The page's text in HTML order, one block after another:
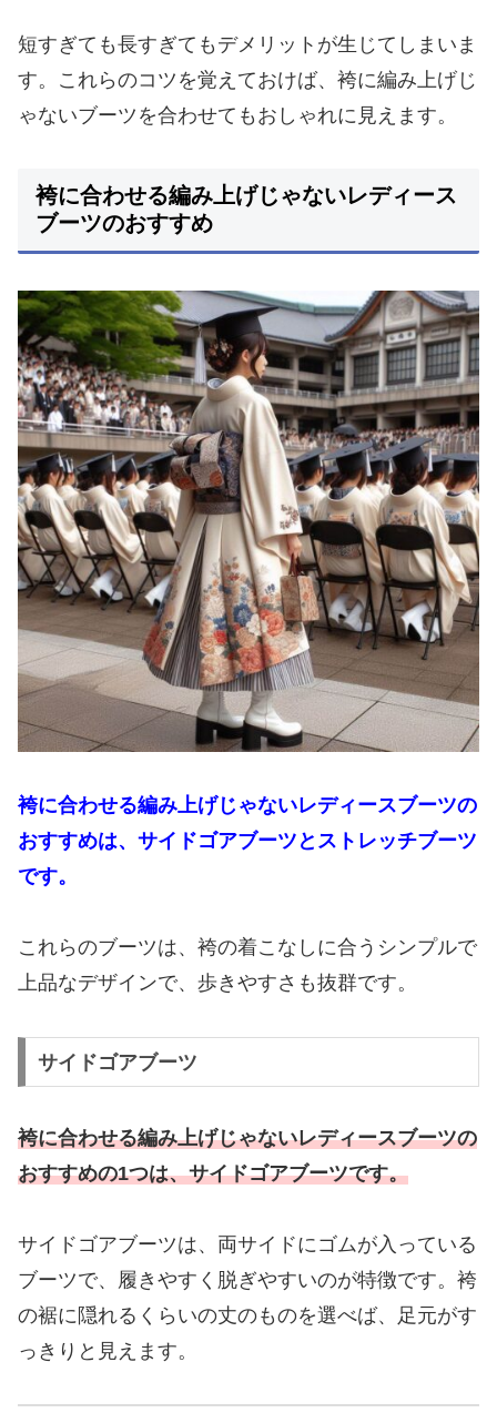
短すぎても長すぎてもデメリットが生じてしまいま
す。これらのコツを覚えておけば、袴に編み上げじ
ゃないブーツを合わせてもおしゃれに見えます。
袴に合わせる編み上げじゃないレディース
ブーツのおすすめ
袴に合わせる編み上げじゃないレディースブーツの
おすすめは、サイドゴアブーツとストレッチブーツ
です。
これらのブーツは、袴の着こなしに合うシンプルで
上品なデザインで、歩きやすさも抜群です。
サイドゴアブーツ
袴に合わせる編み上げじゃないレディースブーツの
おすすめの1つは、サイドゴアブーツです。
サイドゴアブーツは、両サイドにゴムが入っている
ブーツで、履きやすく脱ぎやすいのが特徴です。袴
の裾に隠れるくらいの丈のものを選べば、足元がす
っきりと見えます。